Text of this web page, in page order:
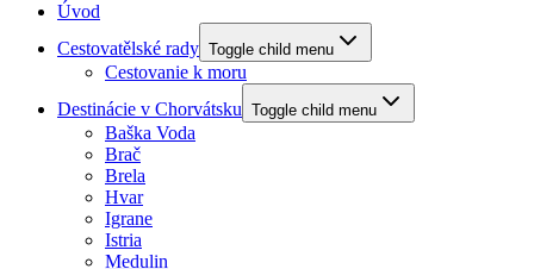
Úvod
Cestovatělské rady Toggle child menu
Cestovanie k moru
Destinácie v Chorvátsku Toggle child menu
Baška Voda
Brač
Brela
Hvar
Igrane
Istria
Medulin